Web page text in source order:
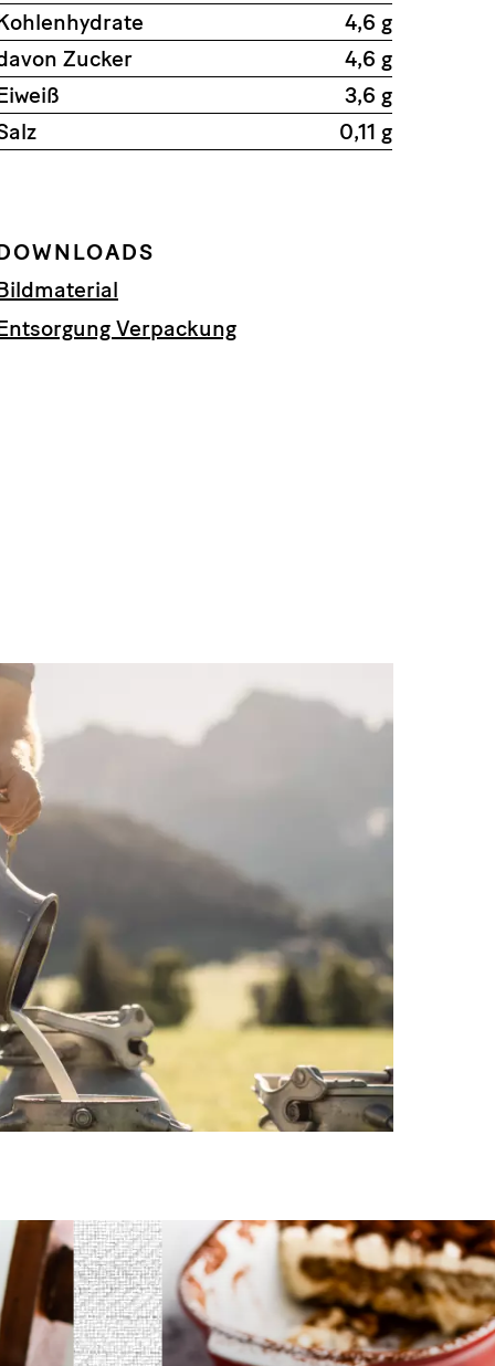
4,6 g
Zucker
4,6 g
3,6 g
0,11 g
Verpackung